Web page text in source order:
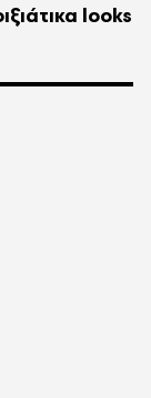
looks